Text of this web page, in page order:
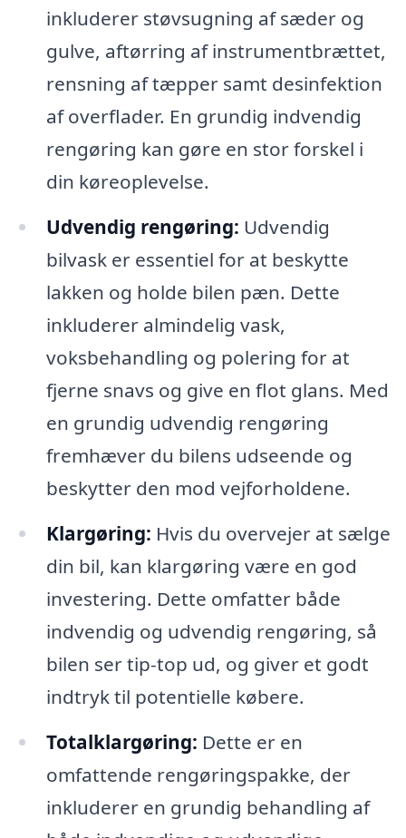
inkluderer støvsugning af sæder og
gulve, aftørring af instrumentbrættet,
rensning af tæpper samt desinfektion
af overflader. En grundig indvendig
rengøring kan gøre en stor forskel i
din køreoplevelse.
Udvendig rengøring: Udvendig
bilvask er essentiel for at beskytte
lakken og holde bilen pæn. Dette
inkluderer almindelig vask,
voksbehandling og polering for at
fjerne snavs og give en flot glans. Med
en grundig udvendig rengøring
fremhæver du bilens udseende og
beskytter den mod vejforholdene.
Klargøring: Hvis du overvejer at sælge
din bil, kan klargøring være en god
investering. Dette omfatter både
indvendig og udvendig rengøring, så
bilen ser tip-top ud, og giver et godt
indtryk til potentielle købere.
Totalklargøring: Dette er en
omfattende rengøringspakke, der
inkluderer en grundig behandling af